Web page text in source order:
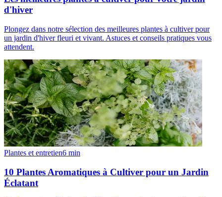
d'hiver
Plongez dans notre sélection des meilleures plantes à cultiver pour
un jardin d'hiver fleuri et vivant. Astuces et conseils pratiques vous
attendent.
Plantes et entretien6 min
10 Plantes Aromatiques à Cultiver pour un Jardin
Éclatant